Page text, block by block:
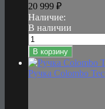
20 999 ₽
Наличие:
В наличии
В корзину
Ручка Colombo